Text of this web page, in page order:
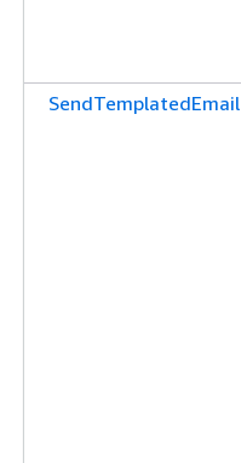
SendTemplatedEmail